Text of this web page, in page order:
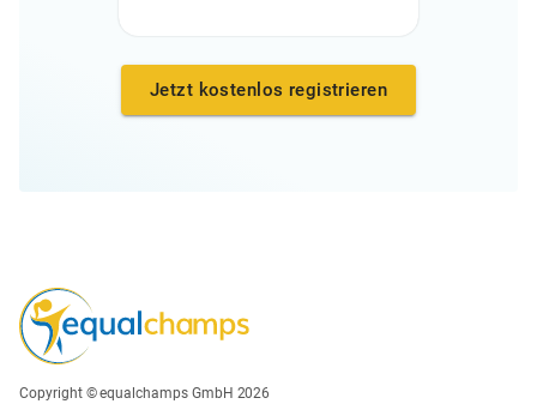
Jetzt kostenlos registrieren
Copyright © equalchamps GmbH 2026